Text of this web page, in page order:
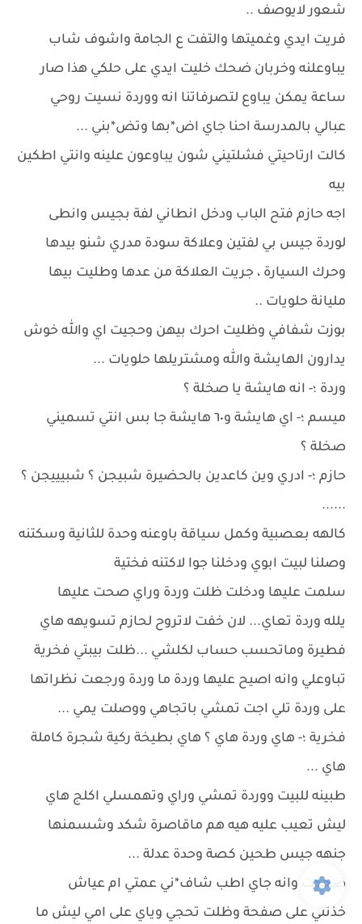
شعور لايوصف ..
فريت ايدي وغميتها والتفت ع الجامة واشوف شاب
يباوعلنه وخربان ضحك خليت ايدي على حلكي هذا صار
ساعة يمكن يباوع لتصرفاتنا انه ووردة نسيت روحي
عبالي بالمدرسة احنا جاي اض*بها وتض*بني ...
كالت ارتاحيتي فشلتيني شون يباوعون علينه وانتي اطكين
بيه
اجه حازم فتح الباب ودخل انطاني لفة بجيس وانطى
لوردة جيس بي لفتين وعلاكة سودة مدري شنو بيدها
وحرك السيارة ، جريت العلاكة من عدها وطليت بيها
مليانة حلويات ..
بوزت شفافي وظليت احرك بيهن وحجيت اي والله خوش
يدارون الهايشة والله ومشتريلها حلويات ...
وردة ؛- انه هايشة يا صخلة ؟
ميسم ؛- اي هايشة و٦٠ هايشة جا بس انتي تسميني
صخلة ؟
حازم ؛- ادري وين كاعدين بالحضيرة شبيجن ؟ شبيييجن ؟
......
كالهه بعصبية وكمل سياقة باوعنه وحدة للثانية وسكتنه
وصلنا لبيت ابوي ودخلنا جوا لاكتنه فختية
سلمت عليها ودخلت ظلت وردة وراي صحت عليها
يلله وردة تعاي... لان خفت لاتروح لحازم تسويهه هاي
فطيرة وماتحسب حساب لكلشي ...ظلت بيبتي فخرية
تباوعلي وانه اصيح عليها وردة ما وردة ورجعت نظراتها
على وردة تلي اجت تمشي باتجاهي ووصلت يمي ...
فخرية ؛- هاي وردة هاي ؟ هاي بطيخة ركية شجرة كاملة
هاي ...
طبينه للبيت ووردة تمشي وراي وتهمسلي اكلج هاي
ليش تعيب عليه هيه هم ماقاصرة شكد وشسمنها
جنهه جيس طحين كصة وحدة عدلة ...
ضحكت وانه جاي اطب شاف*ني عمتي ام عياش
خذتني على صفحة وظلت تحجي وياي على امي ليش ما